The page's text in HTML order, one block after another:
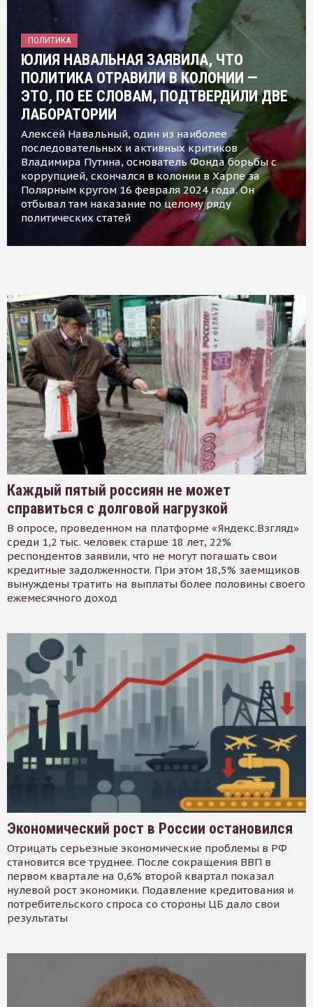
ПОЛИТИКА
ЮЛИЯ НАВАЛЬНАЯ ЗАЯВИЛА, ЧТО
ПОЛИТИКА ОТРАВИЛИ В КОЛОНИИ —
ЭТО, ПО ЕЕ СЛОВАМ, ПОДТВЕРДИЛИ ДВЕ
ЛАБОРАТОРИИ
Алексей Навальный, один из наиболее
последовательных и активных критиков
Владимира Путина, основатель Фонда борьбы с
коррупцией, скончался в колонии в Харпе за
Полярным кругом 16 февраля 2024 года. Он
отбывал там наказание по целому ряду
политических статей
Каждый пятый россиян не может
справиться с долговой нагрузкой
В опросе, проведенном на платформе «Яндекс.Взгляд»
среди 1,2 тыс. человек старше 18 лет, 22%
респондентов заявили, что не могут погашать свои
кредитные задолженности. При этом 18,5% заемщиков
вынуждены тратить на выплаты более половины своего
ежемесячного доход
Экономический рост в России остановился
Отрицать серьезные экономические проблемы в РФ
становится все труднее. После сокращения ВВП в
первом квартале на 0,6% второй квартал показал
нулевой рост экономики. Подавление кредитования и
потребительского спроса со стороны ЦБ дало свои
результаты